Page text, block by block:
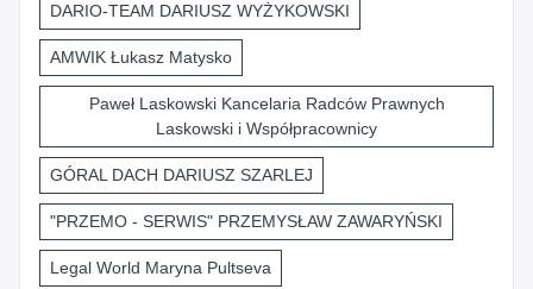
DARIO-TEAM DARIUSZ WYŻYKOWSKI
AMWIK Łukasz Matysko
Paweł Laskowski Kancelaria Radców Prawnych
Laskowski i Współpracownicy
GÓRAL DACH DARIUSZ SZARLEJ
"PRZEMO - SERWIS" PRZEMYSŁAW ZAWARYŃSKI
Legal World Maryna Pultseva